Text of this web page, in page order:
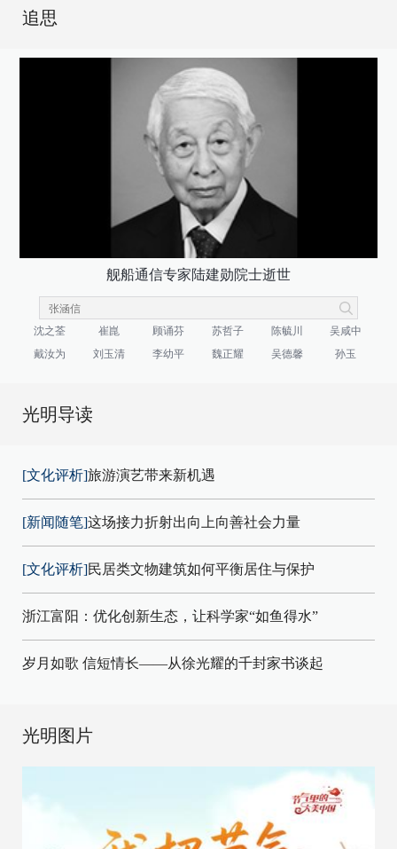
追思
舰船通信专家陆建勋院士逝世
沈之荃 崔崑 顾诵芬 苏哲子 陈毓川
吴咸中
戴汝为
刘玉清 李幼平 魏正耀 吴德馨 孙玉
光明导读
[文化评析]旅游演艺带来新机遇
[新闻随笔]这场接力折射出向上向善社会力量
[文化评析]民居类文物建筑如何平衡居住与保护
浙江富阳：优化创新生态，让科学家“如鱼得水”
岁月如歌 信短情长——从徐光耀的千封家书谈起
光明图片